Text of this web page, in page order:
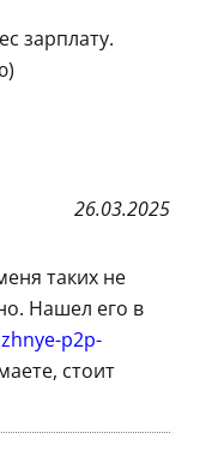
зарплату.
26.03.2025
таких не
Нашел его в
p2p-
стоит